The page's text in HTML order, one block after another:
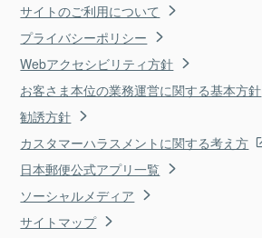
サイトのご利用について
プライバシーポリシー
Webアクセシビリティ方針
お客さま本位の業務運営に関する基本方針
勧誘方針
カスタマーハラスメントに関する考え方
日本郵便公式アプリ一覧
ソーシャルメディア
サイトマップ